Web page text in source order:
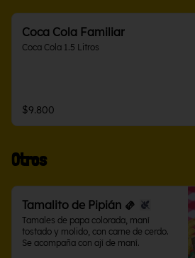
Coca Cola Familiar
Coca Cola 1.5 Litros
$9.800
Otros
Tamalito de Pipián 🫔
Tamales de papa colorada, maní
tostado y molido, con carne de cerdo.
Se acompaña con ají de maní.